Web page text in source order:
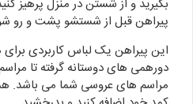
بگیرید و از شستن در منزل پرهیز
پیراهن قبل از شستشو پشت و رو
این پیراهن یک لباس کاربردی
دورهمی های دوستانه گرفته تا
مراسم های عروسی شما می باشد.